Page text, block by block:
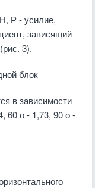
Р - усилие,
зависящий
3).
блок
в зависимости
60 о - 1,73, 90 о -